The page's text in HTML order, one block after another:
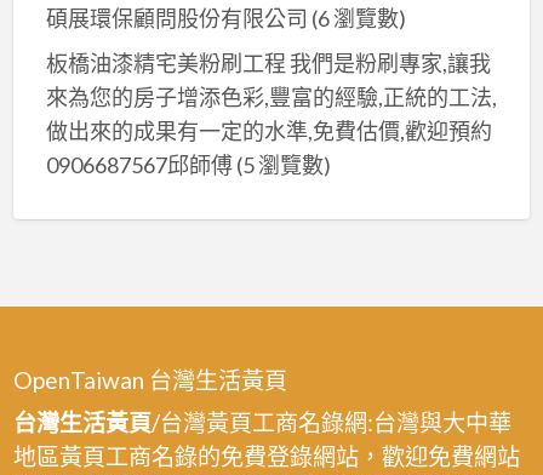
碩展環保顧問股份有限公司 (6 瀏覽數)
板橋油漆精宅美粉刷工程 我們是粉刷專家,讓我
來為您的房子增添色彩,豐富的經驗,正統的工法,
做出來的成果有一定的水準,免費估價,歡迎預約
0906687567邱師傅(5 瀏覽數)
OpenTaiwan 台灣生活黃頁
台灣生活黃頁/台灣黃頁工商名錄網:台灣與大中華
地區黃頁工商名錄的免費登錄網站，歡迎免費網站